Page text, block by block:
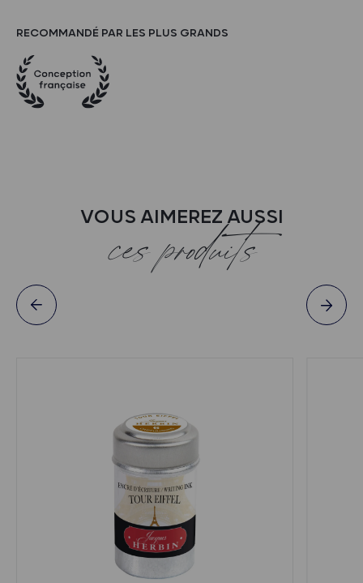
RECOMMANDÉ PAR LES PLUS GRANDS
VOUS AIMEREZ AUSSI
ces produits